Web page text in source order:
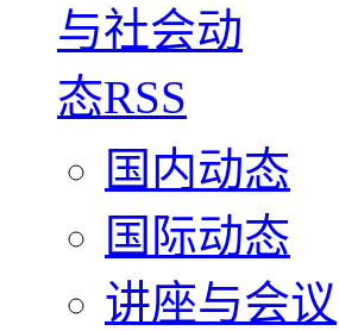
国内动态
国际动态
讲座与会议